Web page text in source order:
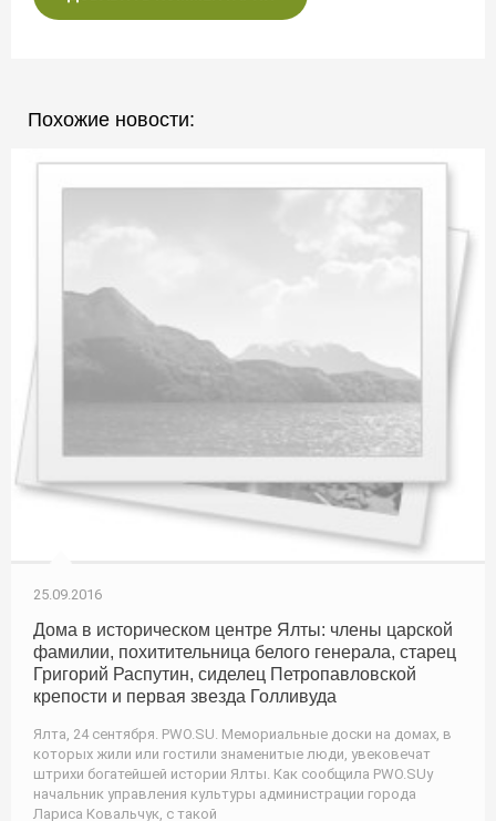
Похожие новости:
25.09.2016
Дома в историческом центре Ялты: члены царской
фамилии, похитительница белого генерала, старец
Григорий Распутин, сиделец Петропавловской
крепости и первая звезда Голливуда
Ялта, 24 сентября. PWO.SU. Мемориальные доски на домах, в
которых жили или гостили знаменитые люди, увековечат
штрихи богатейшей истории Ялты. Как сообщила PWO.SUу
начальник управления культуры администрации города
Лариса Ковальчук, с такой